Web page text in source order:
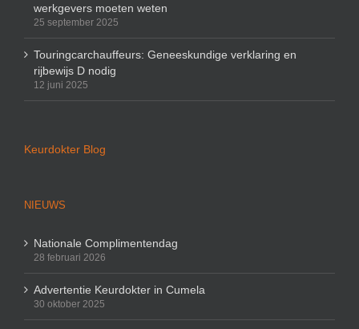
werkgevers moeten weten
25 september 2025
Touringcarchauffeurs: Geneeskundige verklaring en
rijbewijs D nodig
12 juni 2025
Keurdokter Blog
NIEUWS
Nationale Complimentendag
28 februari 2026
Advertentie Keurdokter in Cumela
30 oktober 2025